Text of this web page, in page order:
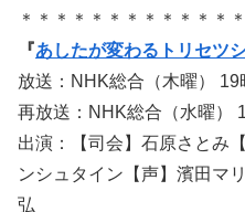
＊＊＊＊＊＊＊＊＊＊＊＊
『あしたが変わるトリセツ
放送：NHK総合（木曜） 19
再放送：NHK総合（水曜）
出演：【司会】石原さとみ
ンシュタイン【声】濱田マ
弘